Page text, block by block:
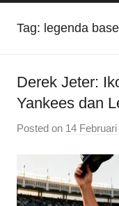
Tag: legenda
Derek Jeter:
Yankees dan
Posted on 14